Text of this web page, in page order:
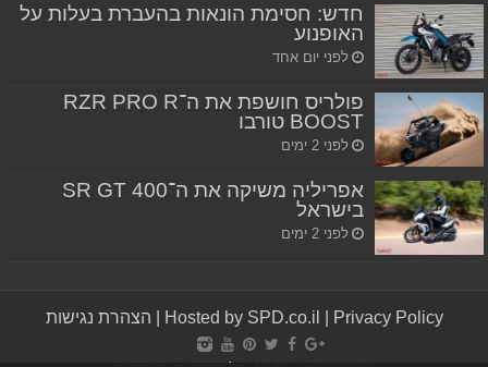
חדש: חסימת הונאות בהעברת בעלות על
האופנוע
לפני יום אחד
פולריס חושפת את ה־RZR PRO R
BOOST טורבו
לפני 2 ימים
אפריליה משיקה את ה־SR GT 400
בישראל
לפני 2 ימים
Hosted by SPD.co.il Privacy Policy הצהרת נגישות